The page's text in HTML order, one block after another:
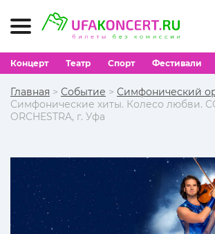
Концерт Театр Спорт Фестивали
Главная > Событие > Симфонический
Симфонические хиты. Колесо любви.
ORCHESTRA, г. Уфа